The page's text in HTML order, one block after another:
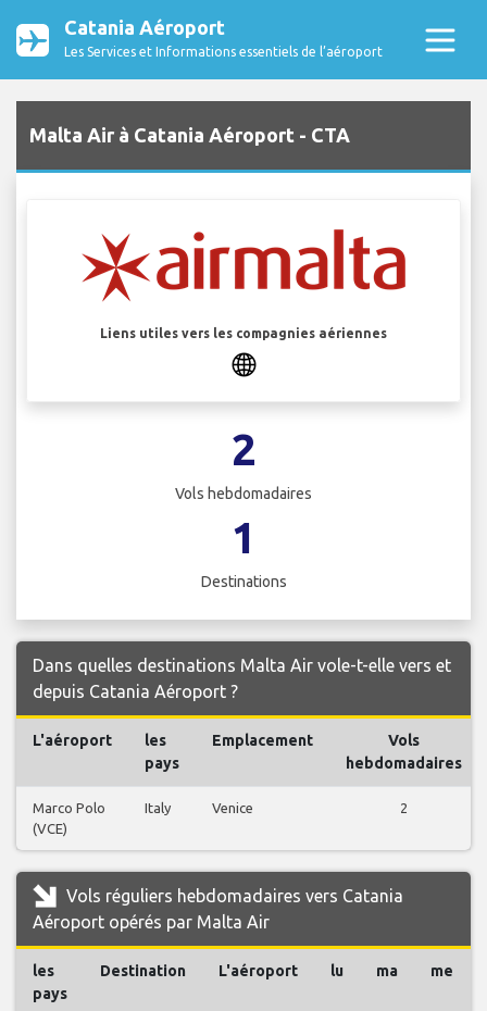
Catania Aéroport
Les Services et Informations essentiels de l’aéroport
Malta Air à Catania Aéroport - CTA
Liens utiles vers les compagnies aériennes
2
Vols hebdomadaires
1
Destinations
Dans quelles destinations Malta Air vole-t-elle vers et
depuis Catania Aéroport ?
L'aéroport
les
pays
Emplacement
Vols
hebdomadaires
Marco Polo
(VCE)
Italy Venice 2
Vols réguliers hebdomadaires vers Catania
Aéroport opérés par Malta Air
les
pays
Destination L'aéroport lu ma me